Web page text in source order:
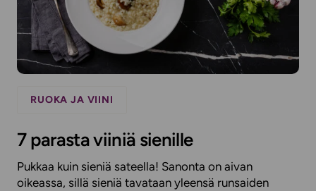
RUOKA JA VIINI
7 parasta viiniä sienille
Pukkaa kuin sieniä sateella! Sanonta on aivan
oikeassa, sillä sieniä tavataan yleensä runsaiden